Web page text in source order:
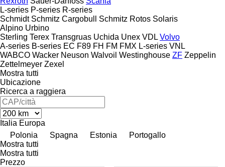
L-series P-series R-series
Schmidt Schmitz Cargobull Schmitz Rotos Solaris
Alpino Urbino
Sterling Terex Transgruas Uchida Unex VDL Volvo
A-series B-series EC F89 FH FM FMX L-series VNL
WABCO Wacker Neuson Walvoil Westinghouse ZF Zeppelin
Zettelmeyer Zexel
Mostra tutti
Ubicazione
Ricerca a raggiera
Italia Europa
Polonia
Spagna Estonia
Portogallo
Mostra tutti
Mostra tutti
Prezzo